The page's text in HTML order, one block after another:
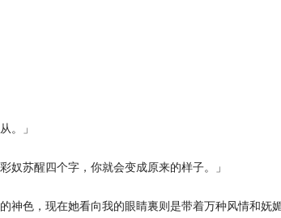
。」
奴苏醒四个字，你就会变成原来的样子。」
神色，现在她看向我的眼睛裏则是带着万种风情和妩